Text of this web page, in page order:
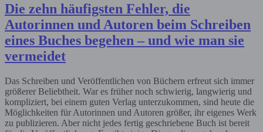
Die zehn häufigsten Fehler, die
Autorinnen und Autoren beim Schreiben
eines Buches begehen – und wie man sie
vermeidet
Das Schreiben und Veröffentlichen von Büchern erfreut sich immer
größerer Beliebtheit. War es früher noch schwierig, langwierig und
kompliziert, bei einem guten Verlag unterzukommen, sind heute die
Möglichkeiten für Autorinnen und Autoren größer, ihr eigenes Werk
zu publizieren. Aber nicht jedes fertig geschriebene Buch ist bereit